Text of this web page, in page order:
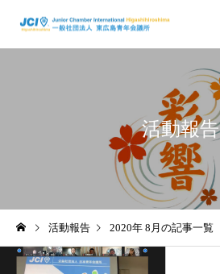
活動スケジュール
2026年度 4月例会 開催
活動報告
活動報告 2020年 8月の記事一覧